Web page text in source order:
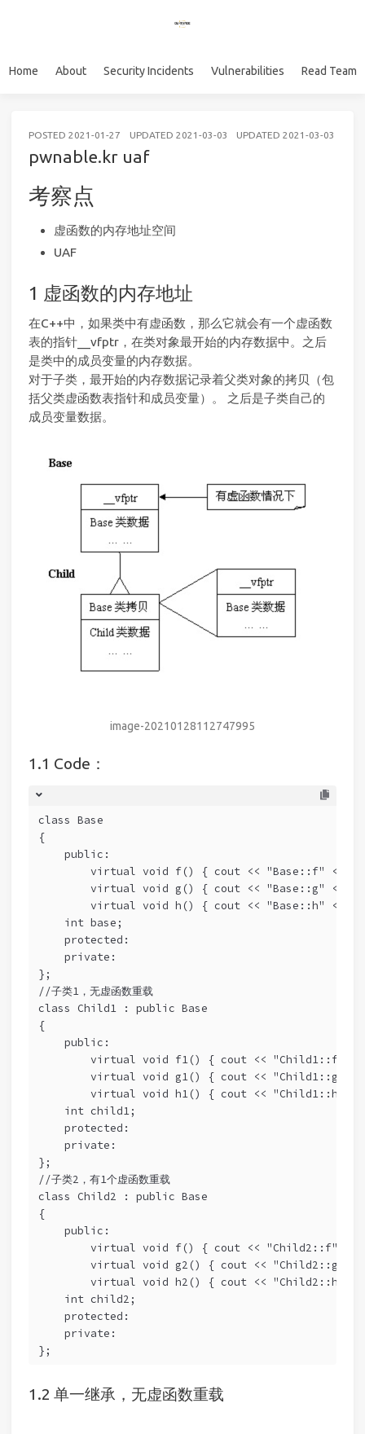
Home About Security Incidents Vulnerabilities Read Team
POSTED 2021-01-27 UPDATED 2021-03-03 UPDATED 2021-03-03
pwnable.kr uaf
考察点
虚函数的内存地址空间
UAF
虚函数的内存地址
在C++中，如果类中有虚函数，那么它就会有一个虚函数
表的指针__vfptr，在类对象最开始的内存数据中。之后
是类中的成员变量的内存数据。
对于子类，最开始的内存数据记录着父类对象的拷贝（包
括父类虚函数表指针和成员变量）。 之后是子类自己的
成员变量数据。
image-20210128112747995
Code：
class Base
{
    public:
virtual void f() { cout << "Base::f" <<
virtual void g() { cout << "Base::g" <<
virtual void h() { cout << "Base::h" <<
    int base;
    protected:
    private:
};
//子类1，无虚函数重载
class Child1 : public Base
{
    public:
virtual void f1() { cout << "Child1::f1"
virtual void g1() { cout << "Child1::g1"
virtual void h1() { cout << "Child1::h1"
    int child1;
    protected:
    private:
};
//子类2，有1个虚函数重载
class Child2 : public Base
{
    public:
virtual void f() { cout << "Child2::f"
virtual void g2() { cout << "Child2::g2"
virtual void h2() { cout << "Child2::h2"
    int child2;
    protected:
    private:
};
单一继承，无虚函数重载